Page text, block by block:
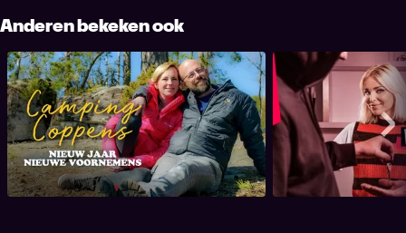
Anderen bekeken ook
Camping Coppens - Nieuw Jaar
Nieuwe Voornemens
Welkom in